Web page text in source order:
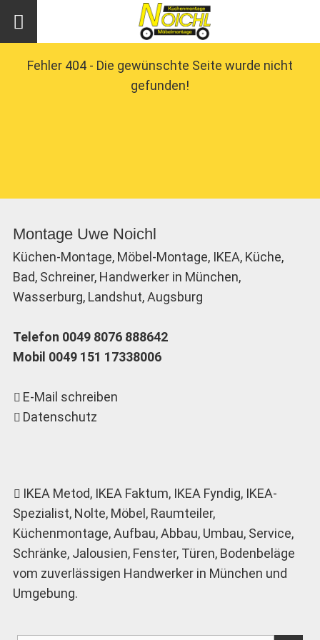
Fehler 404 - Die gewünschte Seite wurde nicht
gefunden!
Montage Uwe Noichl
Küchen-Montage, Möbel-Montage, IKEA, Küche,
Bad, Schreiner, Handwerker in München,
Wasserburg, Landshut, Augsburg
Telefon 0049 8076 888642
Mobil 0049 151 17338006
E-Mail schreiben
Datenschutz
IKEA Metod, IKEA Faktum, IKEA Fyndig, IKEA-
Spezialist, Nolte, Möbel, Raumteiler,
Küchenmontage, Aufbau, Abbau, Umbau, Service,
Schränke, Jalousien, Fenster, Türen, Bodenbeläge
vom zuverlässigen Handwerker in München und
Umgebung.